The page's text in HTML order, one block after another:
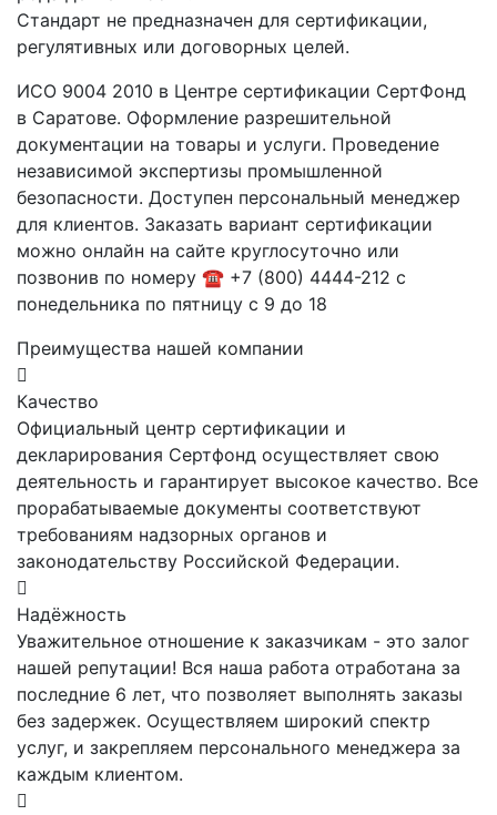
Стандарт не предназначен для сертификации,
регулятивных или договорных целей.
ИСО 9004 2010 в Центре сертификации СертФонд
в Саратове. Оформление разрешительной
документации на товары и услуги. Проведение
независимой экспертизы промышленной
безопасности. Доступен персональный менеджер
для клиентов. Заказать вариант сертификации
можно онлайн на сайте круглосуточно или
позвонив по номеру ☎ +7 (800) 4444-212 с
понедельника по пятницу с 9 до 18
Преимущества нашей компании
Качество
Официальный центр сертификации и
декларирования Сертфонд осуществляет свою
деятельность и гарантирует высокое качество. Все
прорабатываемые документы соответствуют
требованиям надзорных органов и
законодательству Российской Федерации.
Надёжность
Уважительное отношение к заказчикам - это залог
нашей репутации! Вся наша работа отработана за
последние 6 лет, что позволяет выполнять заказы
без задержек. Осуществляем широкий спектр
услуг, и закрепляем персонального менеджера за
каждым клиентом.